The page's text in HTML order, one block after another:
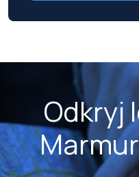
Odkryj